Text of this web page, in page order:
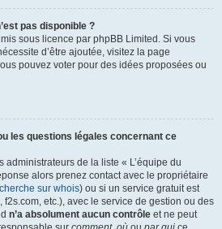
pas disponible ?
sous licence par phpBB Limited. Si vous
d’être ajoutée, visitez la page
pouvez voter pour des idées proposées ou
les questions légales concernant ce
administrateurs de la liste « L’équipe du
alors prenez contact avec le propriétaire
sur whois) ou si un service gratuit est
f2s.com, etc.), avec le service de gestion ou des
n’a absolument aucun contrôle et ne peut